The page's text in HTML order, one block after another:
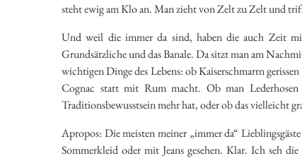
steht ewig am Klo an. Man zieht von Zelt zu Zelt und
Und weil die immer da sind, haben die auch Zeit
Grundsätzliche und das Banale. Da sitzt man am
wichtigen Dinge des Lebens: ob Kaiserschmarrn
Cognac statt mit Rum macht. Ob man
Traditionsbewusstsein mehr hat, oder ob das vielleicht
Apropos: Die meisten meiner „immer da“
Sommerkleid oder mit Jeans gesehen. Klar. Ich seh